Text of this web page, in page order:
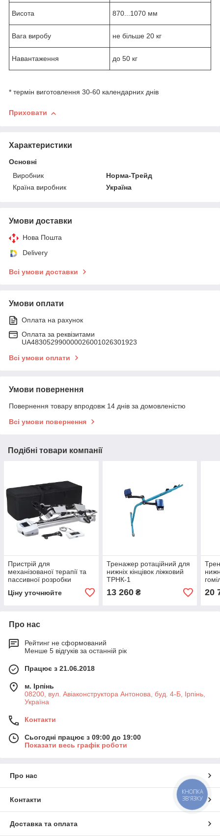
Висота 870...1070 мм
Вага виробу не більше 20 кг
Навантаження до 50 кг
* термін виготовлення 30-60 календарних днів
Приховати
Характеристики
Основні
Виробник
Норма-Трейд
Країна виробник
Україна
Умови доставки
Нова Пошта
Delivery
Всі умови доставки
Умови оплати
Оплата на рахунок
Оплата за реквізитами
UA483052990000026001026301923
Всі умови оплати
Умови повернення
Повернення товару впродовж 14 днів за домовленістю
Всі умови повернення
Подібні товари компанії
Пристрій для
механізованої терапії та
пассивної розробки
Ціну уточнюйте
Тренажер ротаційний для
нижніх кінцівок ліжковий
ТРНК-1
13 260₴ 20
Про нас
Рейтинг не сформований
Менше 5 відгуків за останній рік
Працює з 21.06.2018
м. Ірпінь
08200, вул. Авіаконструктора Антонова, буд. 4-Б, Ірпінь,
Україна
Контакти
Сьогодні працює з 09:00 до 19:00
Показати весь графік роботи
Про нас
Контакти
Доставка та оплата
КНОПКА
ЗВ'ЯЗКУ